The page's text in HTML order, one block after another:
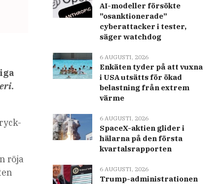
.
röja
AI-modeller försökte
”osanktionerade”
cyberattacker i tester,
säger watchdog
6 AUGUSTI, 2026
Enkäten tyder på att vuxna
i USA utsätts för ökad
belastning från extrem
värme
6 AUGUSTI, 2026
SpaceX-aktien glider i
hälarna på den första
kvartalsrapporten
6 AUGUSTI, 2026
Trump-administrationen